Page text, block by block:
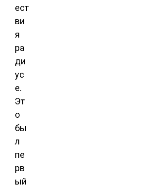
ест
ви
я
ра
ди
ус
е.
Эт
о
бы
л
пе
рв
ый